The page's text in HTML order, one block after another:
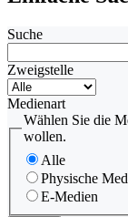
Suche
Zweigstelle
Medienart
Wählen Sie die
wollen.
Alle
Physische
E-Medien